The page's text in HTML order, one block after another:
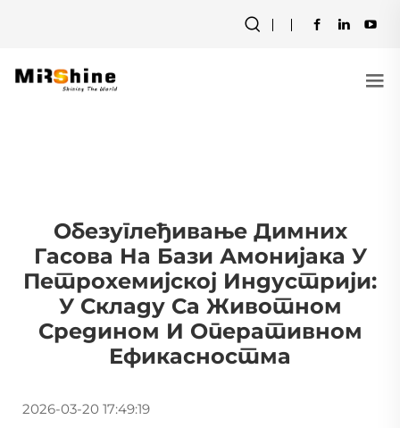
Обезуглеђивање Димних
Гасова На Бази Амонијака У
Петрохемијској Индустрији:
У Складу Са Животном
Средином И Оперативном
Ефикасностма
2026-03-20 17:49:19